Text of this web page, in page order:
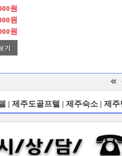
원
원
원
| 제주도골프텔 | 제주숙소 | 제